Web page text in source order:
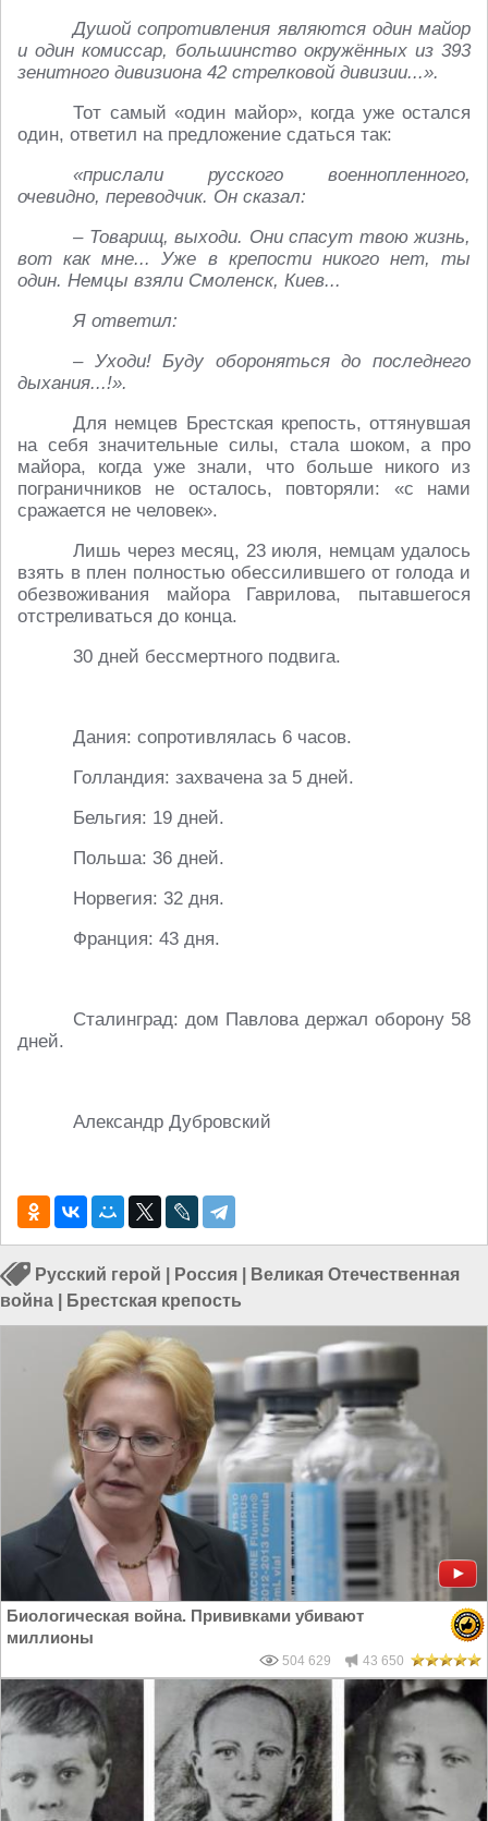
Душой сопротивления являются один майор
и один комиссар, большинство окружённых из 393
зенитного дивизиона 42 стрелковой дивизии...».
Тот самый «один майор», когда уже остался
один, ответил на предложение сдаться так:
«прислали русского военнопленного,
очевидно, переводчик. Он сказал:
– Товарищ, выходи. Они спасут твою жизнь,
вот как мне... Уже в крепости никого нет, ты
один. Немцы взяли Смоленск, Киев...
Я ответил:
– Уходи! Буду обороняться до последнего
дыхания...!».
Для немцев Брестская крепость, оттянувшая
на себя значительные силы, стала шоком, а про
майора, когда уже знали, что больше никого из
пограничников не осталось, повторяли: «с нами
сражается не человек».
Лишь через месяц, 23 июля, немцам удалось
взять в плен полностью обессилившего от голода и
обезвоживания майора Гаврилова, пытавшегося
отстреливаться до конца.
30 дней бессмертного подвига.
Дания: сопротивлялась 6 часов.
Голландия: захвачена за 5 дней.
Бельгия: 19 дней.
Польша: 36 дней.
Норвегия: 32 дня.
Франция: 43 дня.
Сталинград: дом Павлова держал оборону 58
дней.
Александр Дубровский
Русский герой Россия
Великая Отечественная
война
Брестская крепость
Биологическая война. Прививками убивают
миллионы
504 629 43 650